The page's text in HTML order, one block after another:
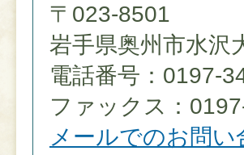
〒023-8501
岩手県奥州市水沢
電話番号：0197-
ファックス：
メールでのお問い